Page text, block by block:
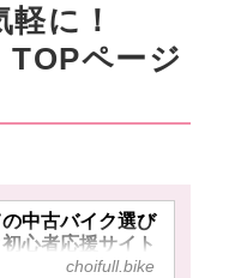
に！
TOPページ
中古バイク選び
初心者応援サイト
フル！】choifull.bike